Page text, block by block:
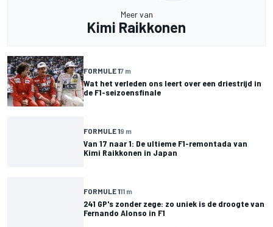
Meer van
Kimi Raikkonen
FORMULE 17 m
Wat het verleden ons leert over een driestrijd in
de F1-seizoensfinale
FORMULE 19 m
Van 17 naar 1: De ultieme F1-remontada van
Kimi Raikkonen in Japan
FORMULE 111 m
241 GP's zonder zege: zo uniek is de droogte van
Fernando Alonso in F1